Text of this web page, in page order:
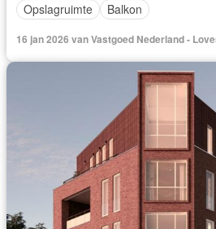
Opslagruimte
Balkon
16 jan 2026 van Vastgoed Nederland -